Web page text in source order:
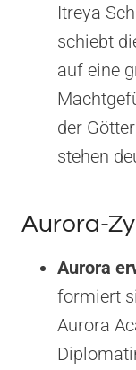
Itreya
schiebt
auf eine
der
stehen
Aurora-
Aurora
formiert
Aurora